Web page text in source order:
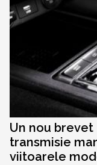
Un nou
transmisie
viitoarele